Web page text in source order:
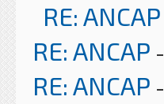
RE: ANCAP
RE: ANCAP -
RE: ANCAP -